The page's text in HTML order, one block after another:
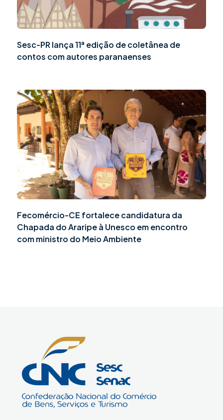
Sesc-PR lança 11ª edição de coletânea de
contos com autores paranaenses
Fecomércio-CE fortalece candidatura da
Chapada do Araripe à Unesco em encontro
com ministro do Meio Ambiente